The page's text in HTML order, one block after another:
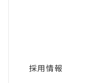
採用情報